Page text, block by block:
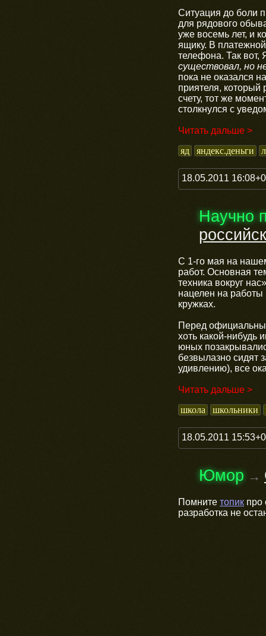
Ситуация до боли
для рядового
уже восемь лет, и
ящику. В
телефона. Так вот,
существовал, но
пока не оказался
приятеля, который
счету, тот же
столкнулся с
Читать дальше >
яд
яндекс.деньги
18.05.2011
Научно
С 1-го мая на
работ. Основная
техника вокруг
нацелен на работы
кружках.
Перед
хоть какой-нибудь
юных
безвылазно сидят
удивлению), все
Читать дальше >
школа
школьники
18.05.2011
Юмор →
Помните топик про
разработка не